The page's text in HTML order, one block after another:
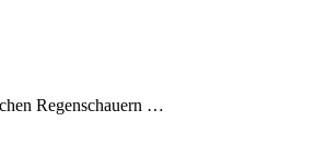
Regenschauern …